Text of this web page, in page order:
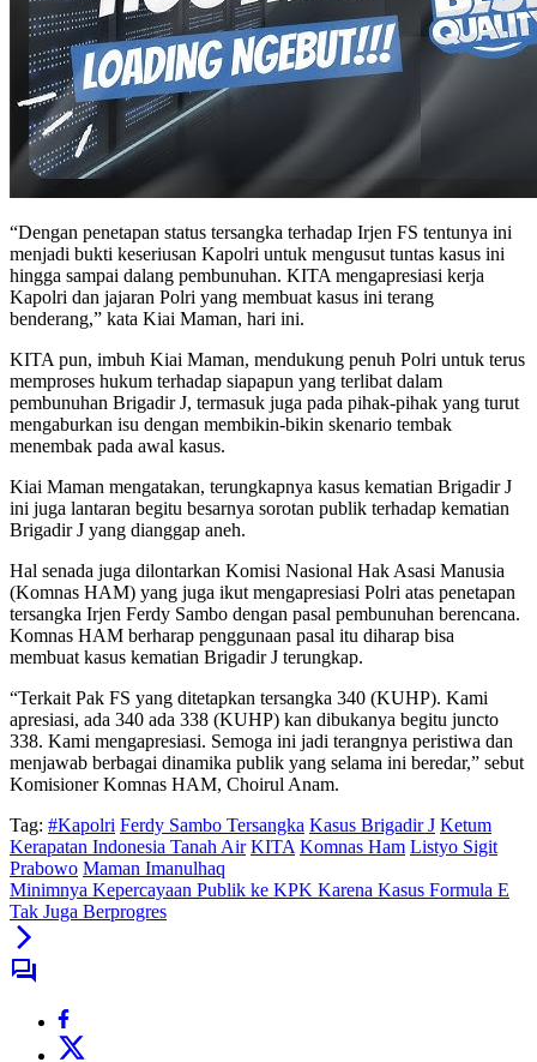
“Dengan penetapan status tersangka terhadap Irjen FS tentunya ini
menjadi bukti keseriusan Kapolri untuk mengusut tuntas kasus ini
hingga sampai dalang pembunuhan. KITA mengapresiasi kerja
Kapolri dan jajaran Polri yang membuat kasus ini terang
benderang,” kata Kiai Maman, hari ini.
KITA pun, imbuh Kiai Maman, mendukung penuh Polri untuk terus
memproses hukum terhadap siapapun yang terlibat dalam
pembunuhan Brigadir J, termasuk juga pada pihak-pihak yang turut
mengaburkan isu dengan membikin-bikin skenario tembak
menembak pada awal kasus.
Kiai Maman mengatakan, terungkapnya kasus kematian Brigadir J
ini juga lantaran begitu besarnya sorotan publik terhadap kematian
Brigadir J yang dianggap aneh.
Hal senada juga dilontarkan Komisi Nasional Hak Asasi Manusia
(Komnas HAM) yang juga ikut mengapresiasi Polri atas penetapan
tersangka Irjen Ferdy Sambo dengan pasal pembunuhan berencana.
Komnas HAM berharap penggunaan pasal itu diharap bisa
membuat kasus kematian Brigadir J terungkap.
“Terkait Pak FS yang ditetapkan tersangka 340 (KUHP). Kami
apresiasi, ada 340 ada 338 (KUHP) kan dibukanya begitu juncto
338. Kami mengapresiasi. Semoga ini jadi terangnya peristiwa dan
menjawab berbagai dinamika publik yang selama ini beredar,” sebut
Komisioner Komnas HAM, Choirul Anam.
Tag: #Kapolri Ferdy Sambo Tersangka Kasus Brigadir J Ketum
Kerapatan Indonesia Tanah Air KITA Komnas Ham Listyo Sigit
Prabowo Maman Imanulhaq
Minimnya Kepercayaan Publik ke KPK Karena Kasus Formula E
Tak Juga Berprogres